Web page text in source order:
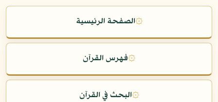
۞الصفحة الرئيسية
۞فهرس القرآن
۞البحث في القرآن